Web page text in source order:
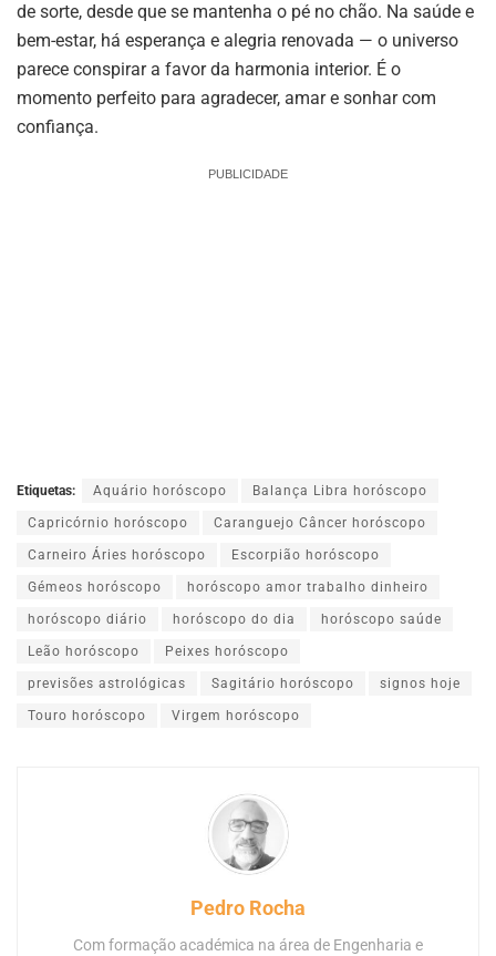
de sorte, desde que se mantenha o pé no chão. Na saúde e
bem-estar, há esperança e alegria renovada — o universo
parece conspirar a favor da harmonia interior. É o
momento perfeito para agradecer, amar e sonhar com
confiança.
PUBLICIDADE
Etiquetas: Aquário horóscopo Balança Libra horóscopo
Capricórnio horóscopo Caranguejo Câncer horóscopo
Carneiro Áries horóscopo Escorpião horóscopo
Gémeos horóscopo horóscopo amor trabalho dinheiro
horóscopo diário horóscopo do dia horóscopo saúde
Leão horóscopo Peixes horóscopo
previsões astrológicas Sagitário horóscopo signos hoje
Touro horóscopo Virgem horóscopo
Pedro Rocha
Com formação académica na área de Engenharia e